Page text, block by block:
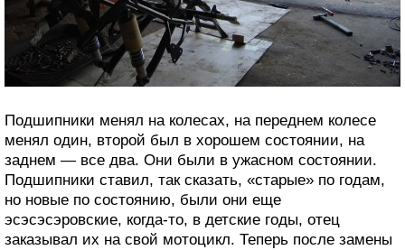
Подшипники менял на колесах, на переднем колесе
менял один, второй был в хорошем состоянии, на
заднем — все два. Они были в ужасном состоянии.
Подшипники ставил, так сказать, «старые» по годам,
но новые по состоянию, были они еще
эсэсэсэровские, когда-то, в детские годы, отец
заказывал их на свой мотоцикл. Теперь после замены